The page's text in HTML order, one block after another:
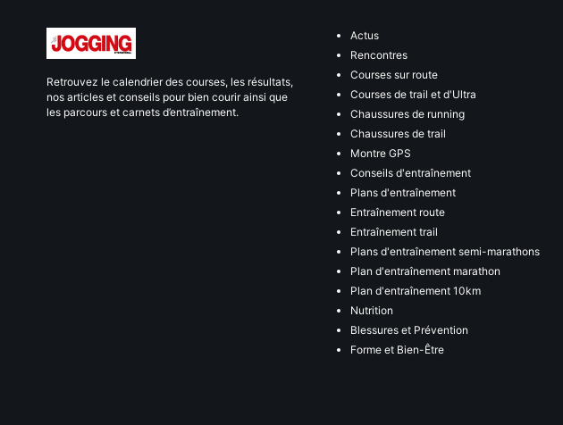
Retrouvez le calendrier des courses, les résultats,
nos articles et conseils pour bien courir ainsi que
les parcours et carnets d’entraînement.
Actus
Rencontres
Courses sur route
Courses de trail et d'Ultra
Chaussures de running
Chaussures de trail
Montre GPS
Conseils d'entraînement
Plans d'entraînement
Entraînement route
Entraînement trail
Plans d'entraînement semi-marathons
Plan d'entraînement marathon
Plan d'entraînement 10km
Nutrition
Blessures et Prévention
Forme et Bien-Être